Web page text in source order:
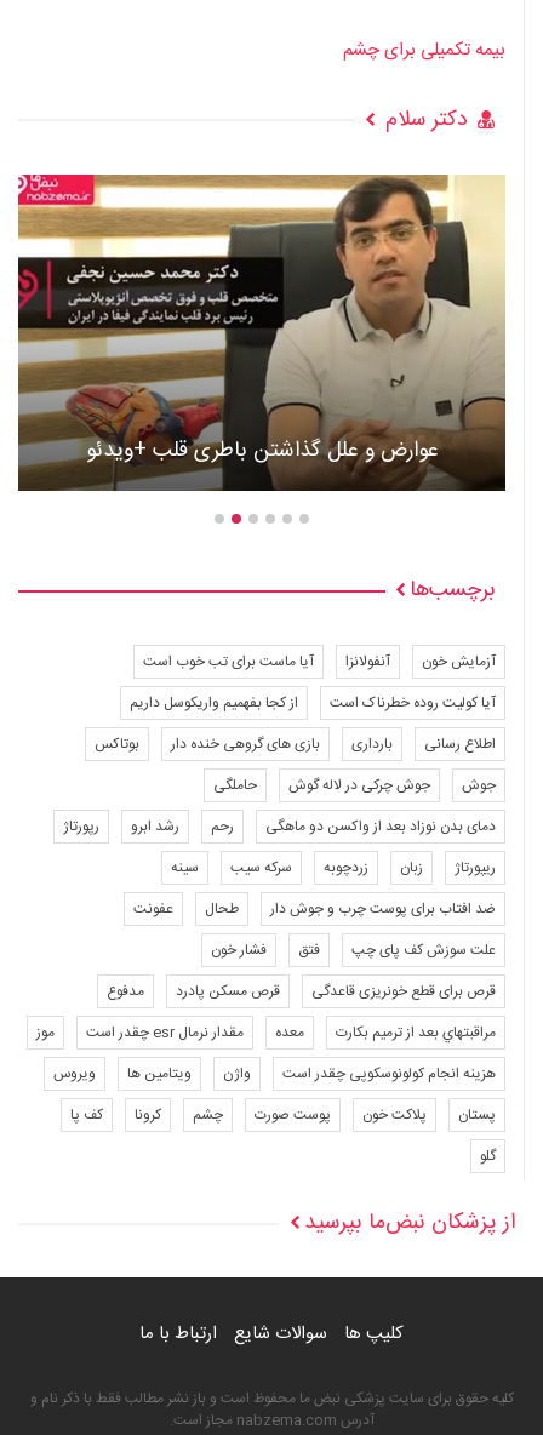
بیمه تکمیلی برای چشم
دکتر سلام
عوارض و علل گذاشتن باطری قلب +ویدئو
برچسب‌ها
آزمایش خون آنفولانزا
آیا ماست برای تب خوب است
آیا کولیت روده خطرناک است
از کجا بفهمیم واریکوسل داریم
اطلاع رسانی
بارداری بازی های گروهی خنده دار
بوتاکس
جوش
جوش چرکی در لاله گوش
حاملگی
دمای بدن نوزاد بعد از واکسن دو ماهگی
رحم رشد ابرو
رپورتاژ
ریپورتاژ
زبان زردچوبه سرکه سیب
سینه
ضد افتاب برای پوست چرب و جوش دار
طحال
عفونت
علت سوزش کف پای چپ
فتق
فشار خون
قرص برای قطع خونریزی قاعدگی
قرص مسکن پادرد
مدفوع
مراقبتهاي بعد از ترميم بكارت
معده مقدار نرمال esr چقدر است
موز
هزینه انجام کولونوسکوپی چقدر است
واژن ویتامین ها
ویروس
پستان
پلاکت خون پوست صورت چشم کرونا
کف پا
گلو
از پزشکان نبض‌ما بپرسید
کلیپ ها سوالات شایع ارتباط با ما
کلیه حقوق برای سایت پزشکی نبض ما محفوظ است و باز نشر مطالب فقط با ذکر نام و
آدرس nabzema.com مجاز است.